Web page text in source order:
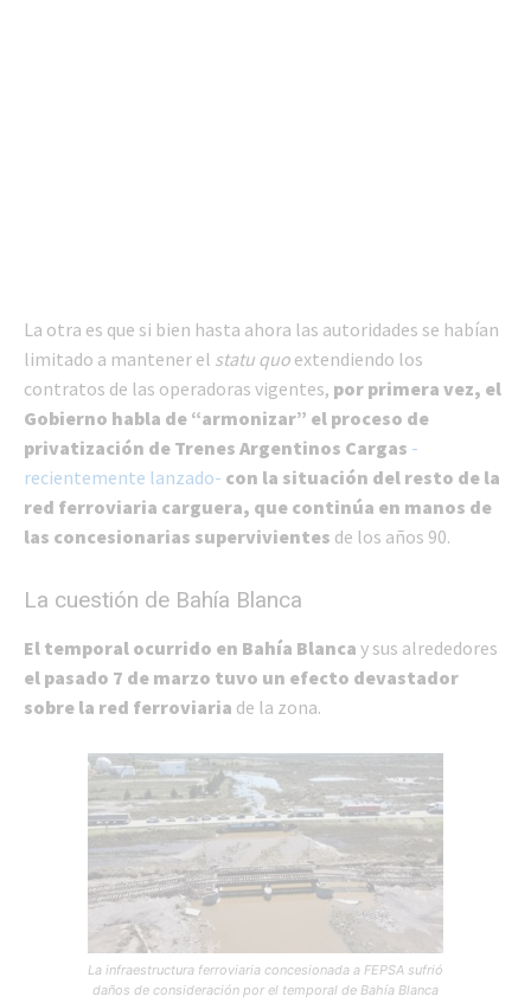
La otra es que si bien hasta ahora las autoridades se habían
limitado a mantener el statu quo extendiendo los
contratos de las operadoras vigentes, por primera vez, el
Gobierno habla de “armonizar” el proceso de
privatización de Trenes Argentinos Cargas -
recientemente lanzado- con la situación del resto de la
red ferroviaria carguera, que continúa en manos de
las concesionarias supervivientes de los años 90.
La cuestión de Bahía Blanca
El temporal ocurrido en Bahía Blanca y sus alrededores
el pasado 7 de marzo tuvo un efecto devastador
sobre la red ferroviaria de la zona.
La infraestructura ferroviaria concesionada a FEPSA sufrió
daños de consideración por el temporal de Bahía Blanca